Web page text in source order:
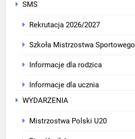
SMS
Rekrutacja 2026/2027
Szkoła Mistrzostwa Sportowego
Informacje dla rodzica
Informacje dla ucznia
WYDARZENIA
Mistrzostwa Polski U20